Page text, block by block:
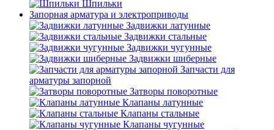
Шпильки
Запорная арматура и электроприводы
Задвижки латунные
Задвижки стальные
Задвижки чугунные
Задвижки шиберные
Запчасти для
арматуры запорной
Затворы поворотные
Клапаны латунные
Клапаны стальные
Клапаны чугунные